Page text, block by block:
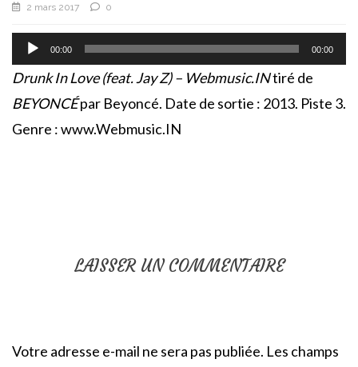
2 mars 2017 0
Lecteur
audio
00:00 00:00
Drunk In Love (feat. Jay Z) – Webmusic.INtiré de
BEYONCÉpar Beyoncé. Date de sortie : 2013. Piste 3.
Genre : www.Webmusic.IN
LAISSER UN COMMENTAIRE
Votre adresse e-mail ne sera pas publiée. Les champs